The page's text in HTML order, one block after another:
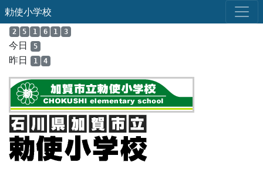
勅使小学校
2 5 1 6 1 3
今日 5
昨日 1 4